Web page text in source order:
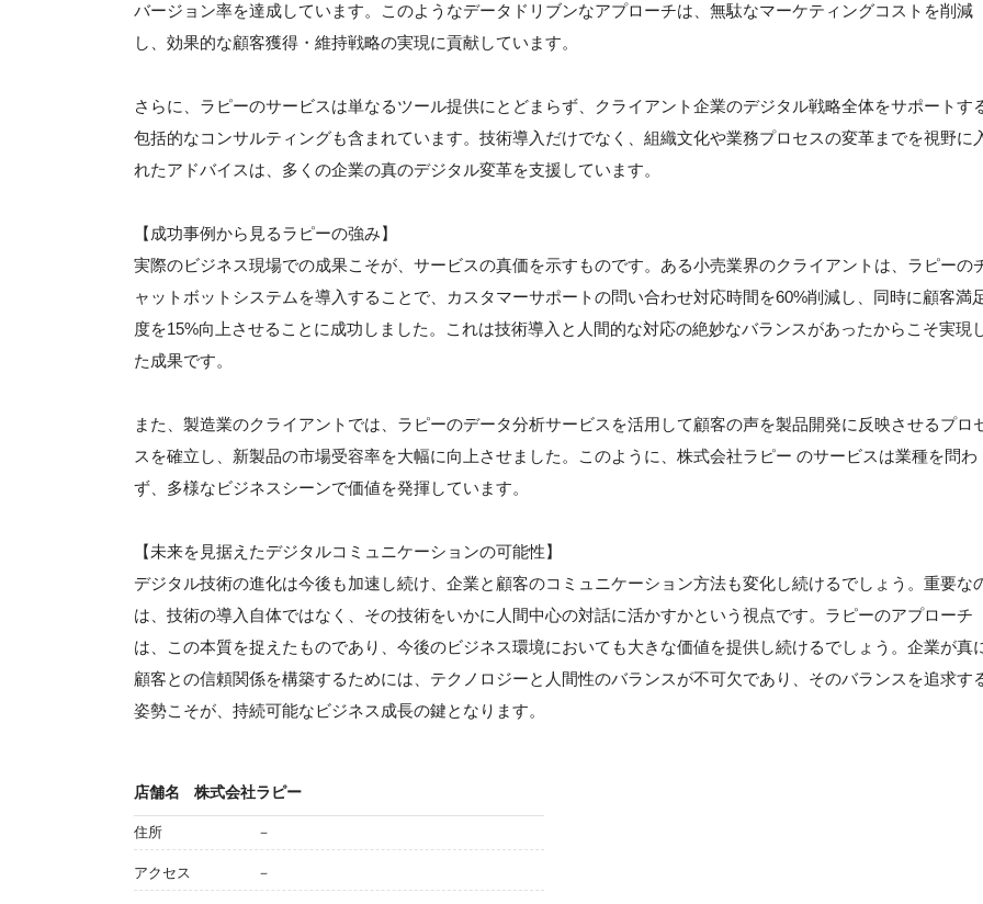
バージョン率を達成しています。このようなデータドリブンなアプローチは、無駄なマーケティングコストを削減
し、効果的な顧客獲得・維持戦略の実現に貢献しています。
さらに、ラピーのサービスは単なるツール提供にとどまらず、クライアント企業のデジタル戦略全体をサポートす
包括的なコンサルティングも含まれています。技術導入だけでなく、組織文化や業務プロセスの変革までを視野に
れたアドバイスは、多くの企業の真のデジタル変革を支援しています。
【成功事例から見るラピーの強み】
実際のビジネス現場での成果こそが、サービスの真価を示すものです。ある小売業界のクライアントは、ラピーの
ャットボットシステムを導入することで、カスタマーサポートの問い合わせ対応時間を60%削減し、同時に顧客満
度を15%向上させることに成功しました。これは技術導入と人間的な対応の絶妙なバランスがあったからこそ実現
た成果です。
また、製造業のクライアントでは、ラピーのデータ分析サービスを活用して顧客の声を製品開発に反映させるプロ
スを確立し、新製品の市場受容率を大幅に向上させました。このように、株式会社ラピー のサービスは業種を問わ
ず、多様なビジネスシーンで価値を発揮しています。
【未来を見据えたデジタルコミュニケーションの可能性】
デジタル技術の進化は今後も加速し続け、企業と顧客のコミュニケーション方法も変化し続けるでしょう。重要な
は、技術の導入自体ではなく、その技術をいかに人間中心の対話に活かすかという視点です。ラピーのアプローチ
は、この本質を捉えたものであり、今後のビジネス環境においても大きな価値を提供し続けるでしょう。企業が真
顧客との信頼関係を構築するためには、テクノロジーと人間性のバランスが不可欠であり、そのバランスを追求す
姿勢こそが、持続可能なビジネス成長の鍵となります。
店舗名 株式会社ラピー
住所 －
アクセス －